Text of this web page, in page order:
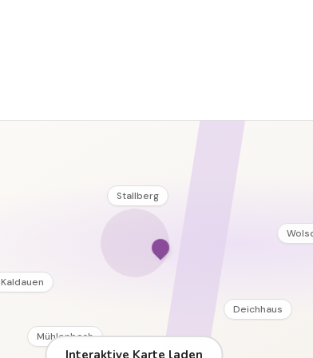
Kaldauen
Stallberg
Mühlenbach
Deichhaus